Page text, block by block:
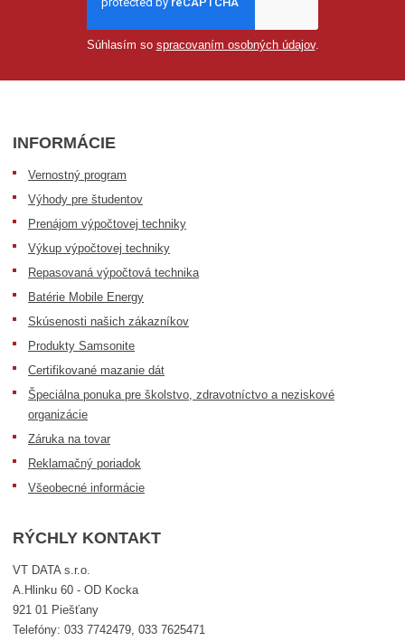
Súhlasím so spracovaním osobných údajov.
INFORMÁCIE
Vernostný program
Výhody pre študentov
Prenájom výpočtovej techniky
Výkup výpočtovej techniky
Repasovaná výpočtová technika
Batérie Mobile Energy
Skúsenosti našich zákazníkov
Produkty Samsonite
Certifikované mazanie dát
Špeciálna ponuka pre školstvo, zdravotníctvo a neziskové
organizácie
Záruka na tovar
Reklamačný poriadok
Všeobecné informácie
RÝCHLY KONTAKT
VT DATA s.r.o.
A.Hlinku 60 - OD Kocka
921 01 Piešťany
Telefóny: 033 7742479, 033 7625471